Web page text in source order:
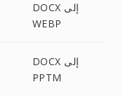
DOCX إلى
WEBP
DOCX إلى
PPTM